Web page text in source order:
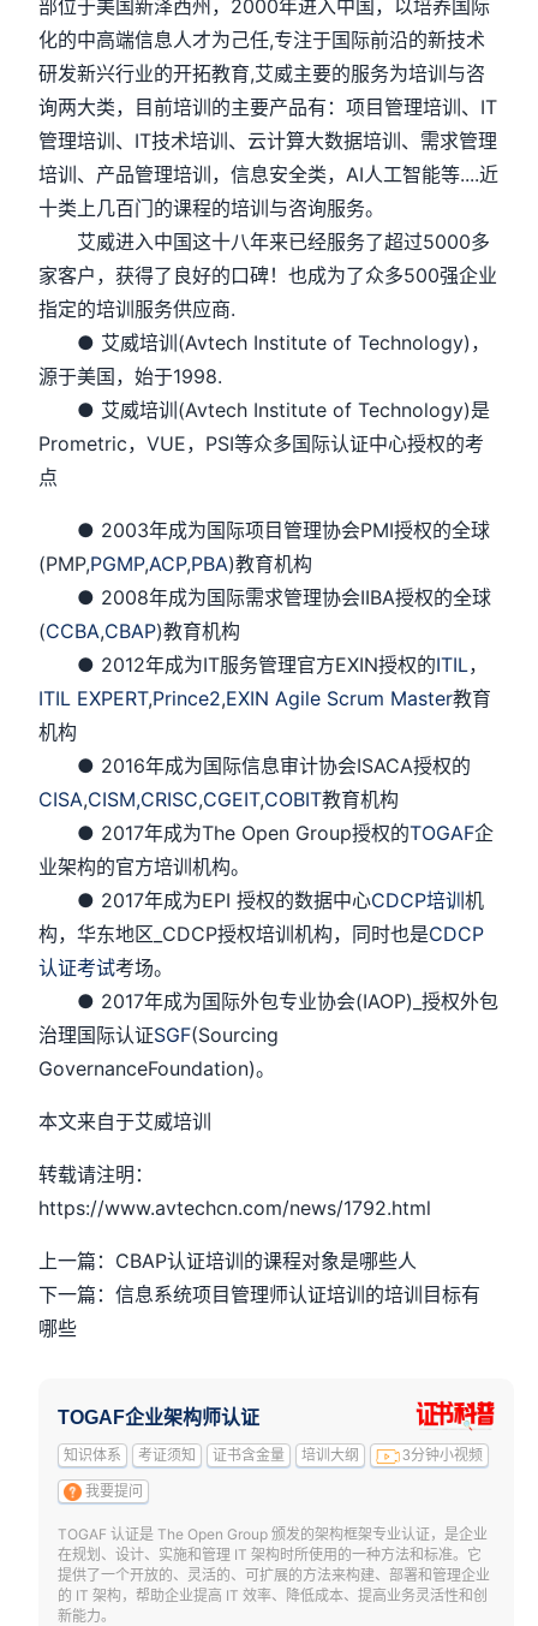
部位于美国新泽西州，2000年进入中国，以培养国际
化的中高端信息人才为己任,专注于国际前沿的新技术
研发新兴行业的开拓教育,艾威主要的服务为培训与咨
询两大类，目前培训的主要产品有：项目管理培训、IT
管理培训、IT技术培训、云计算大数据培训、需求管理
培训、产品管理培训，信息安全类，AI人工智能等....近
十类上几百门的课程的培训与咨询服务。
艾威进入中国这十八年来已经服务了超过5000多
家客户，获得了良好的口碑！也成为了众多500强企业
指定的培训服务供应商.
● 艾威培训(Avtech Institute of Technology)，
源于美国，始于1998.
● 艾威培训(Avtech Institute of Technology)是
Prometric，VUE，PSI等众多国际认证中心授权的考
点
● 2003年成为国际项目管理协会PMI授权的全球
(PMP,PGMP,ACP,PBA)教育机构
● 2008年成为国际需求管理协会IIBA授权的全球
(CCBA,CBAP)教育机构
● 2012年成为IT服务管理官方EXIN授权的ITIL，
ITIL EXPERT,Prince2,EXIN Agile Scrum Master教育
机构
● 2016年成为国际信息审计协会ISACA授权的
CISA,CISM,CRISC,CGEIT,COBIT教育机构
● 2017年成为The Open Group授权的TOGAF企
业架构的官方培训机构。
● 2017年成为EPI 授权的数据中心CDCP培训机
构，华东地区_CDCP授权培训机构，同时也是CDCP
认证考试考场。
● 2017年成为国际外包专业协会(IAOP)_授权外包
治理国际认证SGF(Sourcing
GovernanceFoundation)。
本文来自于艾威培训
转载请注明：
https://www.avtechcn.com/news/1792.html
上一篇：CBAP认证培训的课程对象是哪些人
下一篇：信息系统项目管理师认证培训的培训目标有
哪些
TOGAF企业架构师认证
知识体系 考证须知 证书含金量 培训大纲 3分钟小视频
我要提问
TOGAF 认证是 The Open Group 颁发的架构框架专业认证，是企业
在规划、设计、实施和管理 IT 架构时所使用的一种方法和标准。它
提供了一个开放的、灵活的、可扩展的方法来构建、部署和管理企业
的 IT 架构，帮助企业提高 IT 效率、降低成本、提高业务灵活性和创
新能力。